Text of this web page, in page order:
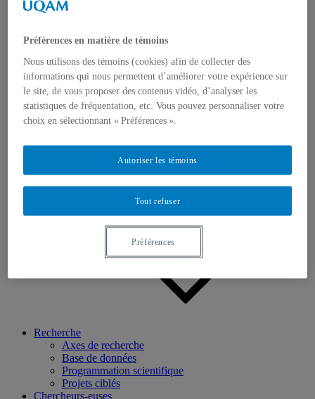
Bourses et prix
Dans les médias
Événements à venir
Archives et bilans
Colloque international CRISES
Vidéos et baladodiffusions
Recherche
Axes de recherche
Base de données
Programmation scientifique
Projets ciblés
Chercheurs-euses
Préférences en matière de témoins
Nous utilisons des témoins (cookies) afin de collecter des
informations qui nous permettent d’améliorer votre expérience sur
le site, de vous proposer des contenus vidéo, d’analyser les
statistiques de fréquentation, etc. Vous pouvez personnaliser votre
choix en sélectionnant « Préférences ».
Tout refuser
Autoriser les témoins
Préférences